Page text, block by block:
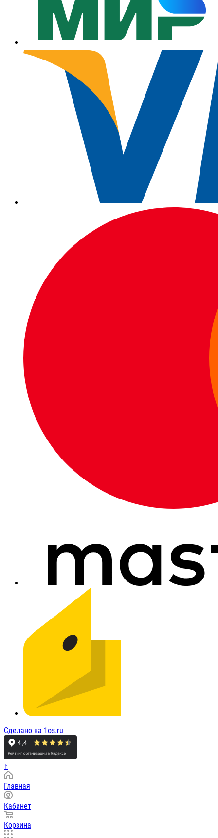
Сделано на 1os.ru
↑
Главная
Кабинет
Корзина